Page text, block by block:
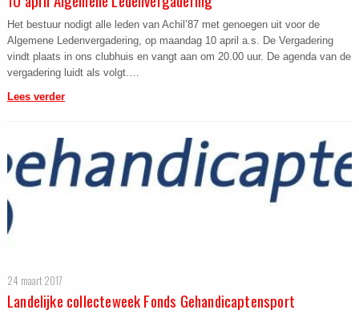
Het bestuur nodigt alle leden van Achil’87 met genoegen uit voor de
Algemene Ledenvergadering, op maandag 10 april a.s. De Vergadering
vindt plaats in ons clubhuis en vangt aan om 20.00 uur. De agenda van de
vergadering luidt als volgt.…
Lees verder
24 maart 2017
Landelijke collecteweek Fonds Gehandicaptensport